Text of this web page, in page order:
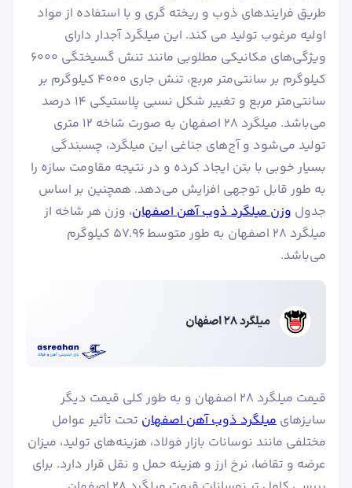
طریق فرایندهای ذوب و ریخته گری و با استفاده از مواد
اولیه مرغوب تولید می کند. این میلگرد آجدار دارای
ویژگی‌های مکانیکی مطلوبی مانند تنش گسیختگی ۶۰۰۰
کیلوگرم بر سانتی‌متر مربع، تنش جاری ۴۰۰۰ کیلوگرم بر
سانتی‌متر مربع و تغییر شکل نسبی پلاستیکی ۱۴ درصد
می‌باشد. میلگرد ۲۸ اصفهان به صورت شاخه 12 متری
تولید می‌شود و آج‌های جناغی این میلگرد، چسبندگی
بسیار خوبی با بتن ایجاد کرده و در نتیجه مقاومت سازه را
به طور قابل توجهی افزایش می‌دهد. همچنین بر اساس
جدول وزن میلگرد ذوب آهن اصفهان، وزن هر شاخه از
میلگرد ۲۸ اصفهان به طور متوسط ۵۷.۹۶ کیلوگرم
می‌باشد.
قیمت میلگرد ۲۸ اصفهان و به طور کلی قیمت دیگر
سایزهای میلگرد ذوب آهن اصفهان تحت تأثیر عوامل
مختلفی مانند نوسانات بازار فولاد، هزینه‌های تولید، میزان
عرضه و تقاضا، نرخ ارز و هزینه حمل و نقل قرار دارد. برای